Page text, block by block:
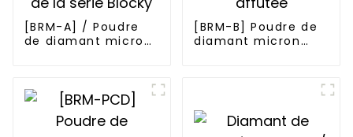
[BRM-A] / Poudre
de diamant micron
[BRM-B] Poudre de
diamant micron